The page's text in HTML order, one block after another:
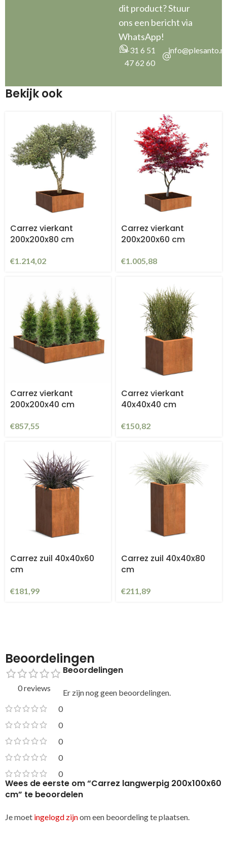
dit product? Stuur
ons een bericht via
WhatsApp!
+31 6 51
47 62 60
info@plesanto.nl
Bekijk ook
Carrez vierkant
200x200x80 cm
€1.214,02
Carrez vierkant
200x200x60 cm
€1.005,88
Carrez vierkant
200x200x40 cm
€857,55
Carrez vierkant
40x40x40 cm
€150,82
Carrez zuil 40x40x60
cm
€181,99
Carrez zuil 40x40x80
cm
€211,89
Beoordelingen
0 reviews
0
0
0
0
0
Beoordelingen
Er zijn nog geen beoordelingen.
Wees de eerste om “Carrez langwerpig 200x100x60
cm” te beoordelen
Je moet ingelogd zijnom een beoordeling te plaatsen.